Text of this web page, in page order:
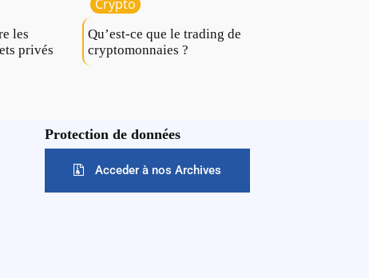
les
privés
Crypto
Qu’est-ce que le trading de
cryptomonnaies ?
Protection de données
Acceder à nos Archives